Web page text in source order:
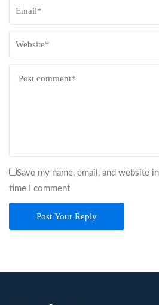
Save my name, email, and website
time I comment
Post Your Reply